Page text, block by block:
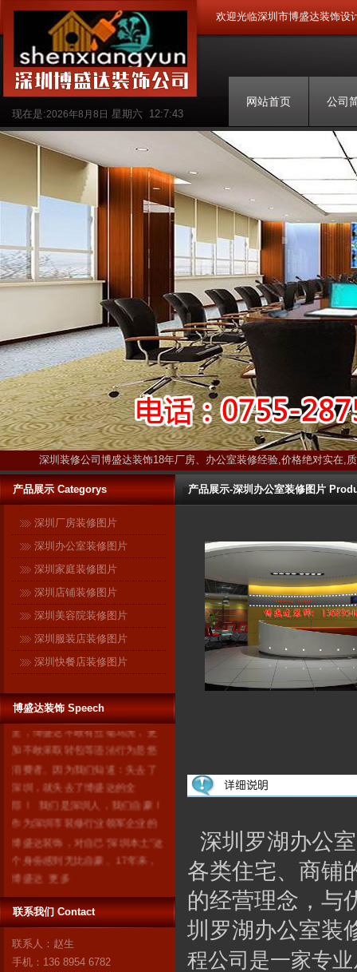
欢迎光临深圳市博盛达装饰设
现在是:2026年8月8日 星期六 12:7:44
公司
网站首页
深圳装修公司博盛达装饰18年厂房、办公室装修经验,价格绝对实在,
产品展示 Categorys
深圳厂房装修图片
深圳办公室装修图片
深圳家庭装修图片
深圳店铺装修图片
深圳美容院装修图片
深圳服装店装修图片
深圳快餐店装修图片
博盛达装饰 Speech
博盛达装饰只装深圳 ------17年扎
根深圳本土！17年信誉保证！ 与
很多在全国各地开有分公司的连
装饰的唯一市场。在这个市场
里，博盛达不敢有丝毫马虎，更
加不敢采取转包等违法行为忽悠
消费者。因为我们知道：失去了
深圳，就失去了博盛达的全
部！ 我们是深圳人，我们自豪！
作为深圳市装修行业领军企业的
博盛达装饰，对自己“深圳本土”这
个身份感到无比自豪。17年来，
博盛达 更多
联系我们 Contact
联系人：赵生
手机：136 8954 6782
产品展示-深圳办公室装修图片
深圳罗湖办公
各类住宅、商铺
的经营理念，与
圳罗湖办公室装
程公司是一家专